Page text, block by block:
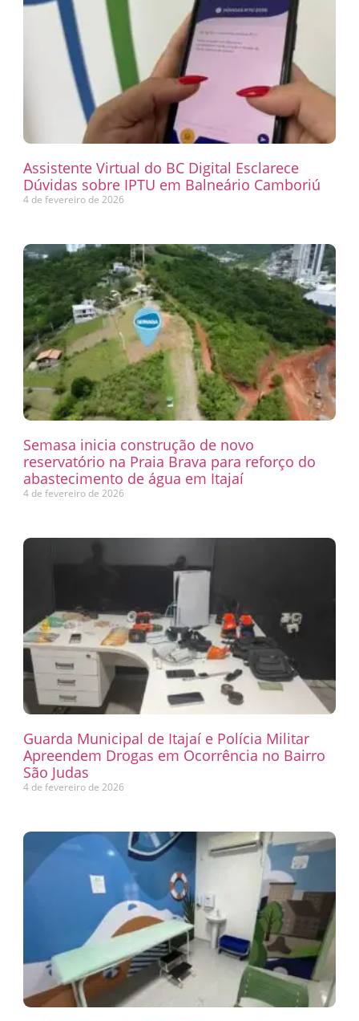
Assistente Virtual do BC Digital Esclarece
Dúvidas sobre IPTU em Balneário Camboriú
4 de fevereiro de 2026
Semasa inicia construção de novo
reservatório na Praia Brava para reforço do
abastecimento de água em Itajaí
4 de fevereiro de 2026
Guarda Municipal de Itajaí e Polícia Militar
Apreendem Drogas em Ocorrência no Bairro
São Judas
4 de fevereiro de 2026